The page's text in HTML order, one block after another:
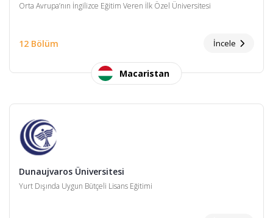
Orta Avrupa’nın İngilizce Eğitim Veren İlk Özel Üniversitesi
12 Bölüm İncele
Macaristan
Dunaujvaros Üniversitesi
Yurt Dışında Uygun Bütçeli Lisans Eğitimi